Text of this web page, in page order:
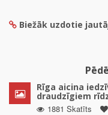
Biežāk uzdotie
Rīga aicina
draudzīgiem
1881 Skatīts